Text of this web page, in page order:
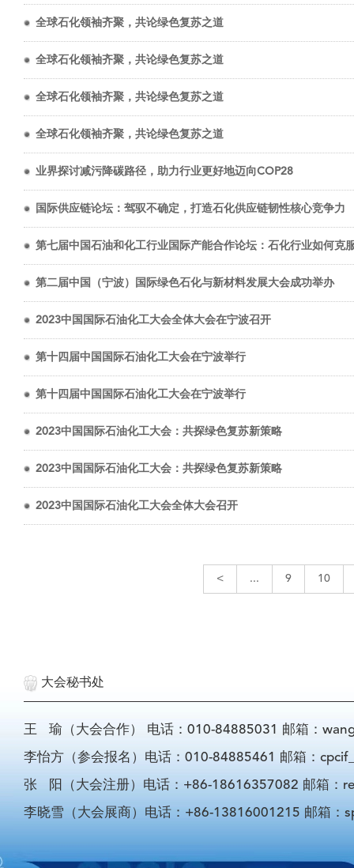
全球石化领袖齐聚，共论绿色复苏之道
全球石化领袖齐聚，共论绿色复苏之道
全球石化领袖齐聚，共论绿色复苏之道
全球石化领袖齐聚，共论绿色复苏之道
业界探讨减污降碳路径，助力行业更好地迈向COP28
国际供应链论坛：驾驭不确定，打造石化供应链韧性核心竞争力
第七届中国石油和化工行业国际产能合作论坛：石化行业如何克
第二届中国（宁波）国际绿色石化与新材料发展大会成功举办
2023中国国际石油化工大会全体大会在宁波召开
第十四届中国国际石油化工大会在宁波举行
第十四届中国国际石油化工大会在宁波举行
2023中国国际石油化工大会：共探绿色复苏新策略
2023中国国际石油化工大会：共探绿色复苏新策略
2023中国国际石油化工大会全体大会召开
< ... 9 10
大会秘书处
王 瑜（大会合作） 电话：010-84885031 邮箱：
李怡方（参会报名）电话：010-84885461 邮箱：
张 阳（大会注册）电话：+86-18616357082 邮箱：
李晓雪（大会展商）电话：+86-13816001215 邮箱：